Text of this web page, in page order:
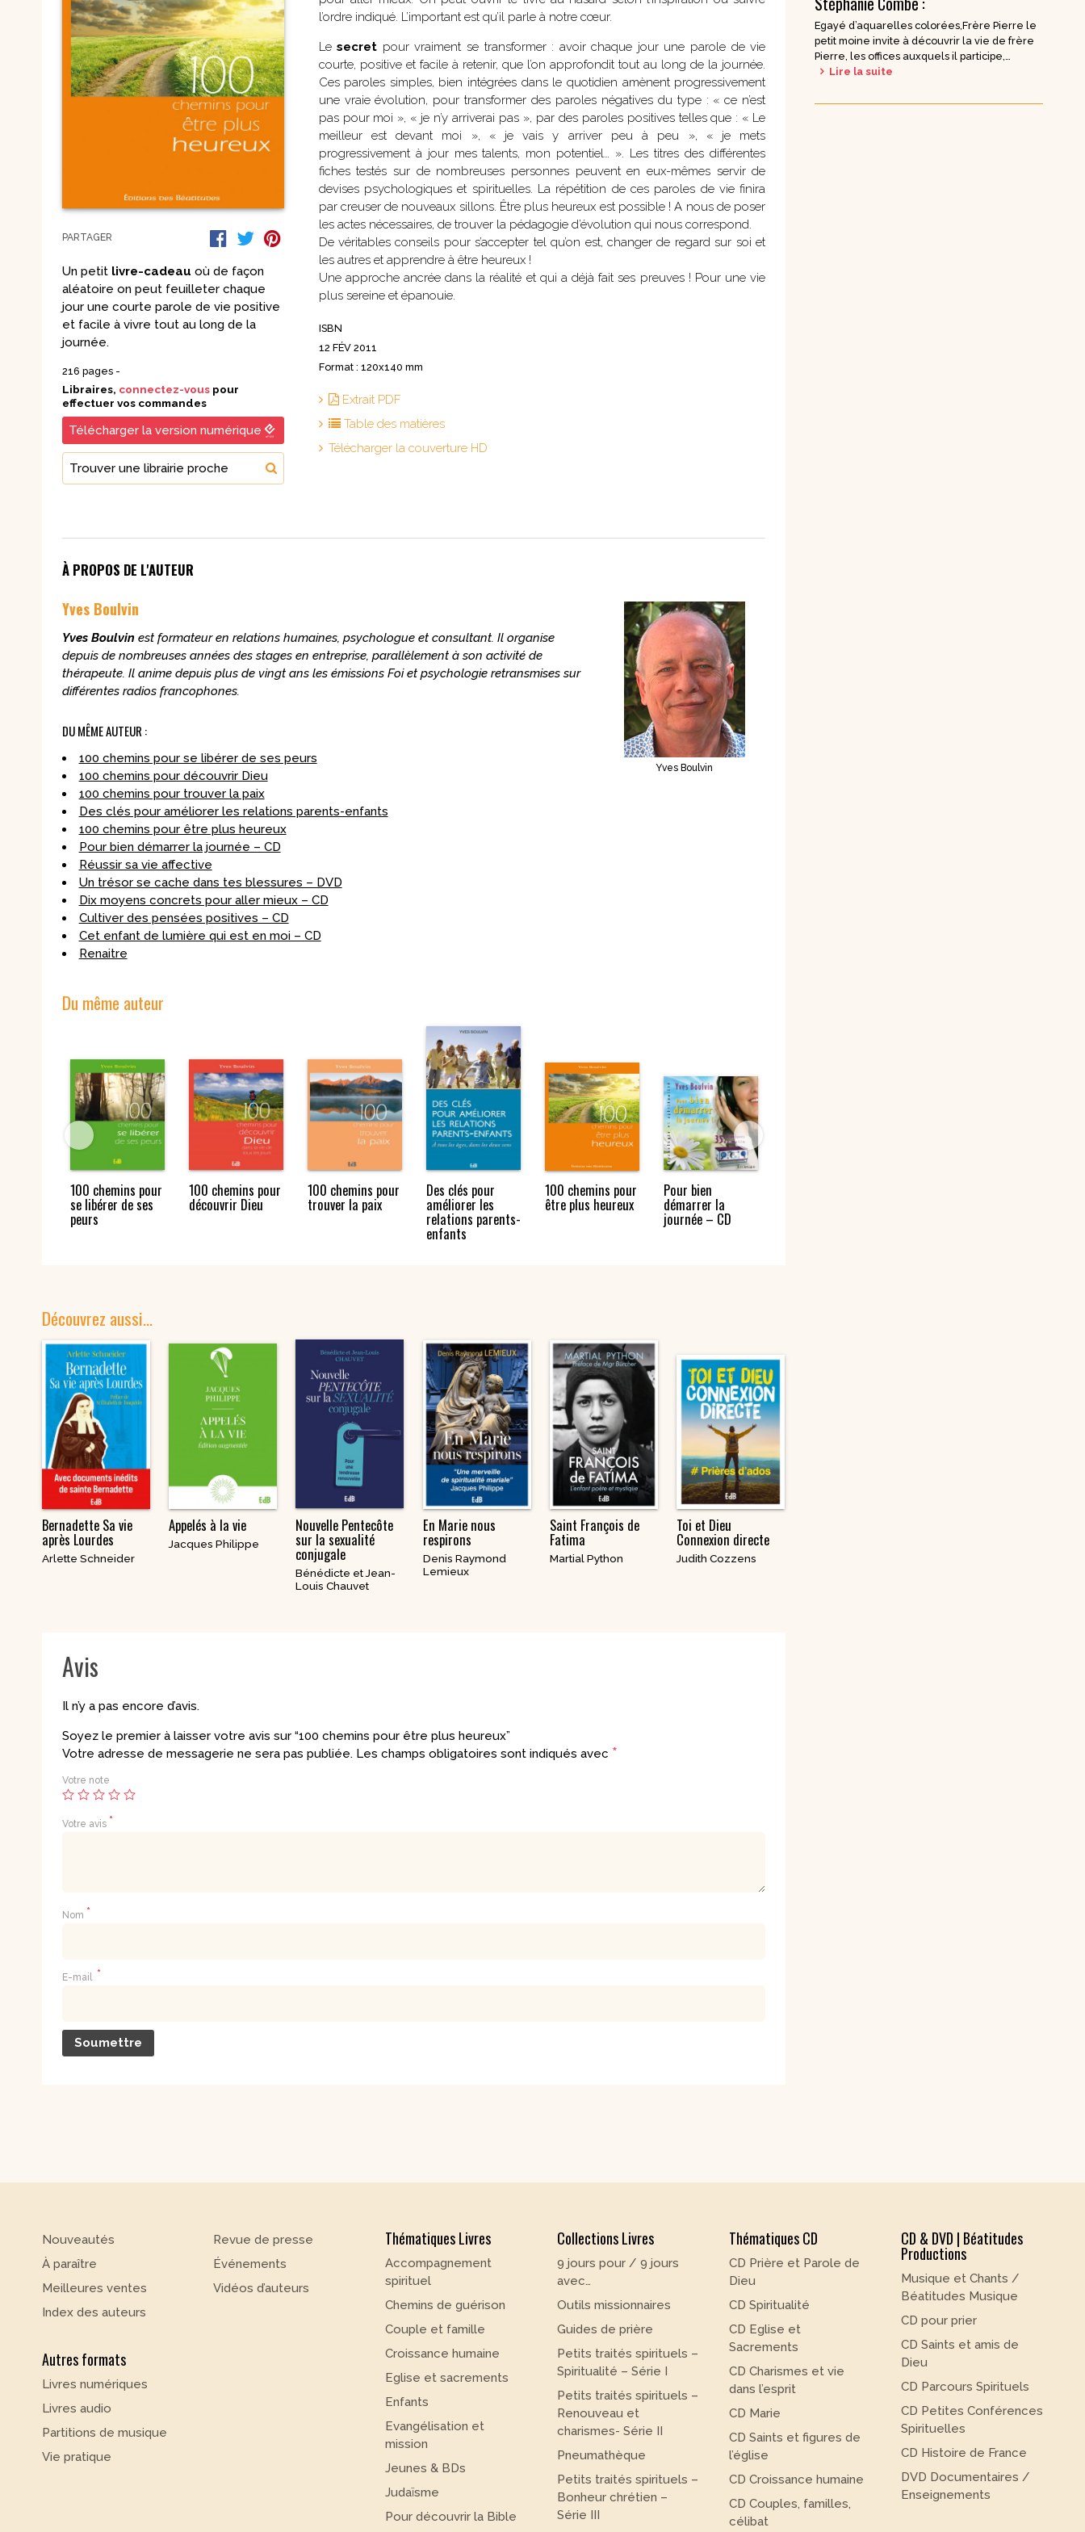
Nouvelles
Saints et amis de Dieu
Témoignages
Théologie
Vie communautaire et
vie consacrée
Vie dans l’Esprit
Ecologie Vierge Marie
chrétien – Série III
Pneumathèque
Theologia
Aux Quatre Vents
CD Couples, familles,
célibat
CD Témoignages
CD Mission et
évangélisation
CD Judaïsme
DVD Documentaires
/ Enseignements
PARTAGER
Un petit livre-cadeau où de façon
aléatoire on peut feuilleter chaque
jour une courte parole de vie positive
et facile à vivre tout au long de la
journée.
216 pages -
Libraires, connectez-vouspour
effectuer vos commandes
Télécharger la version numérique
Trouver une librairie proche
l’ordre indiqué. L’important est qu’il parle à notre cœur.
Lesecret pour vraiment se transformer : avoir chaque jour une parole de vie
courte, positive et facile à retenir, que l’on approfondit tout au long de la journée.
Ces paroles simples, bien intégrées dans le quotidien amènent progressivement
une vraie évolution, pour transformer des paroles négatives du type : « ce n’est
pas pour moi », « je n’y arriverai pas », par des paroles positives telles que : « Le
meilleur est devant moi », « je vais y arriver peu à peu », « je mets
progressivement à jour mes talents, mon potentiel… ». Les titres des différentes
fiches testés sur de nombreuses personnes peuvent en eux-mêmes servir de
devises psychologiques et spirituelles. La répétition de ces paroles de vie finira
par creuser de nouveaux sillons. Être plus heureux est possible ! A nous de poser
les actes nécessaires, de trouver la pédagogie d’évolution qui nous correspond.
De véritables conseils pour s’accepter tel qu’on est, changer de regard sur soi et
les autres et apprendre à être heureux !
Une approche ancrée dans la réalité et qui a déjà fait ses preuves ! Pour une vie
plus sereine et épanouie.
ISBN
12 FÉV 2011
Format : 120x140 mm
Extrait PDF
Table des matières
Télécharger la couverture HD
À PROPOS DE L'AUTEUR
Yves Boulvin
Yves Boulvin est formateur en relations humaines, psychologue et consultant. Il organise
depuis de nombreuses années des stages en entreprise, parallèlement à son activité de
thérapeute. Il anime depuis plus de vingt ans les émissions Foi et psychologie retransmises sur
différentes radios francophones.
DU MÊME AUTEUR :
100 chemins pour se libérer de ses peurs
100 chemins pour découvrir Dieu
100 chemins pour trouver la paix
Des clés pour améliorer les relations parents-enfants
100 chemins pour être plus heureux
Pour bien démarrer la journée – CD
Réussir sa vie affective
Un trésor se cache dans tes blessures – DVD
Dix moyens concrets pour aller mieux – CD
Cultiver des pensées positives – CD
Cet enfant de lumière qui est en moi – CD
Renaitre
Yves Boulvin
Du même auteur
100 chemins pour
se libérer de ses
peurs
100 chemins pour
découvrir Dieu
100 chemins pour
trouver la paix
Des clés pour
améliorer les
relations parents-
enfants
100 chemins pour
être plus heureux
Pour bien
démarrer la
journée – CD
Découvrez aussi…
Bernadette Sa vie
après Lourdes
Arlette Schneider
Appelés à la vie
Jacques Philippe
Nouvelle Pentecôte
sur la sexualité
conjugale
Bénédicte et Jean-
Louis Chauvet
En Marie nous
respirons
Denis Raymond
Lemieux
Saint François de
Fatima
Martial Python
Toi et Dieu
Connexion directe
Judith Cozzens
Avis
Il n’y a pas encore d’avis.
Soyez le premier à laisser votre avis sur “100 chemins pour être plus heureux”
Votre adresse de messagerie ne sera pas publiée. Les champs obligatoires sont indiqués avec *
Votre note
Votre avis *
Nom *
E-mail *
Egayé d’aquarelles colorées,Frère Pierre le
petit moine invite à découvrir la vie de frère
Pierre, les offices auxquels il participe,…
Lire la suite
Nouveautés
À paraître
Meilleures ventes
Index des auteurs
Autres formats
Livres numériques
Livres audio
Partitions de musique
Vie pratique
Revue de presse
Événements
Vidéos d’auteurs
Thématiques Livres
Accompagnement
spirituel
Chemins de guérison
Couple et famille
Croissance humaine
Eglise et sacrements
Enfants
Evangélisation et
mission
Jeunes & BDs
Judaïsme
Pour découvrir la Bible
Collections Livres
9 jours pour / 9 jours
avec…
Outils missionnaires
Guides de prière
Petits traités spirituels –
Spiritualité – Série I
Petits traités spirituels –
Renouveau et
charismes- Série II
Pneumathèque
Petits traités spirituels –
Bonheur chrétien –
Série III
Thématiques CD
CD Prière et Parole de
Dieu
CD Spiritualité
CD Eglise et
Sacrements
CD Charismes et vie
dans l’esprit
CD Marie
CD Saints et figures de
l’église
CD Croissance humaine
CD Couples, familles,
célibat
CD & DVD | Béatitudes
Productions
Musique et Chants /
Béatitudes Musique
CD pour prier
CD Saints et amis de
Dieu
CD Parcours Spirituels
CD Petites Conférences
Spirituelles
CD Histoire de France
DVD Documentaires /
Enseignements